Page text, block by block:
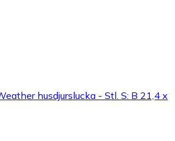
husdjurslucka - Stl. S: B 21,4 x